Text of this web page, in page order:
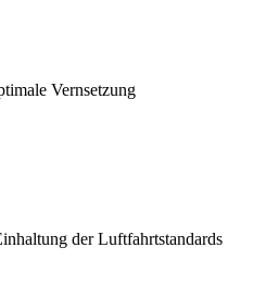
Vernsetzung
der Luftfahrtstandards